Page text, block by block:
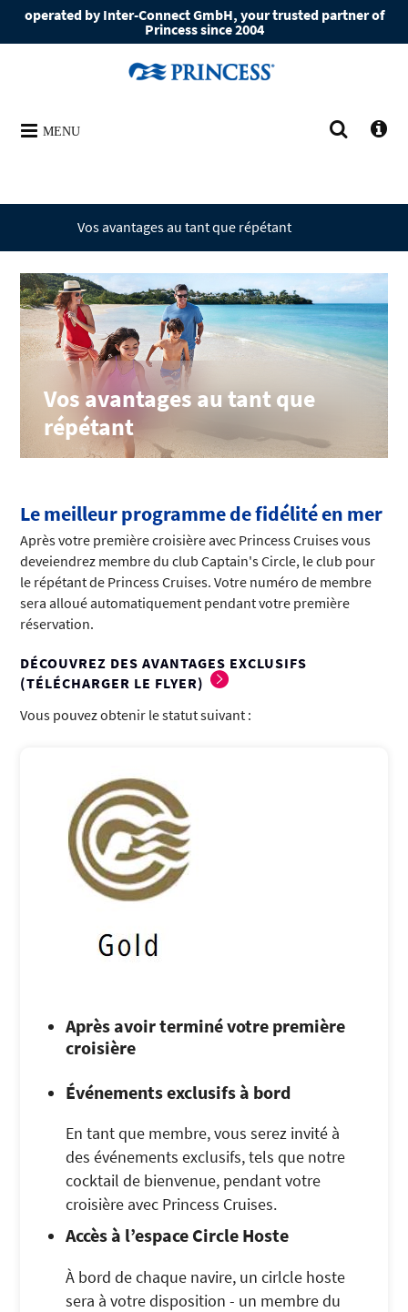
operated by Inter-Connect GmbH, your trusted partner of
Princess since 2004
MENU
Vos avantages au tant que répétant
Vos avantages au tant que
répétant
Le meilleur programme de fidélité en mer
Après votre première croisière avec Princess Cruises vous
deveiendrez membre du club Captain's Circle, le club pour
le répétant de Princess Cruises. Votre numéro de membre
sera alloué automatiquement pendant votre première
réservation.
DÉCOUVREZ DES AVANTAGES EXCLUSIFS
(TÉLÉCHARGER LE FLYER)
Vous pouvez obtenir le statut suivant :
Après avoir terminé votre première
croisière
Événements exclusifs à bord
En tant que membre, vous serez invité à
des événements exclusifs, tels que notre
cocktail de bienvenue, pendant votre
croisière avec Princess Cruises.
Accès à l’espace Circle Hoste
À bord de chaque navire, un cirlcle hoste
sera à votre disposition - un membre du